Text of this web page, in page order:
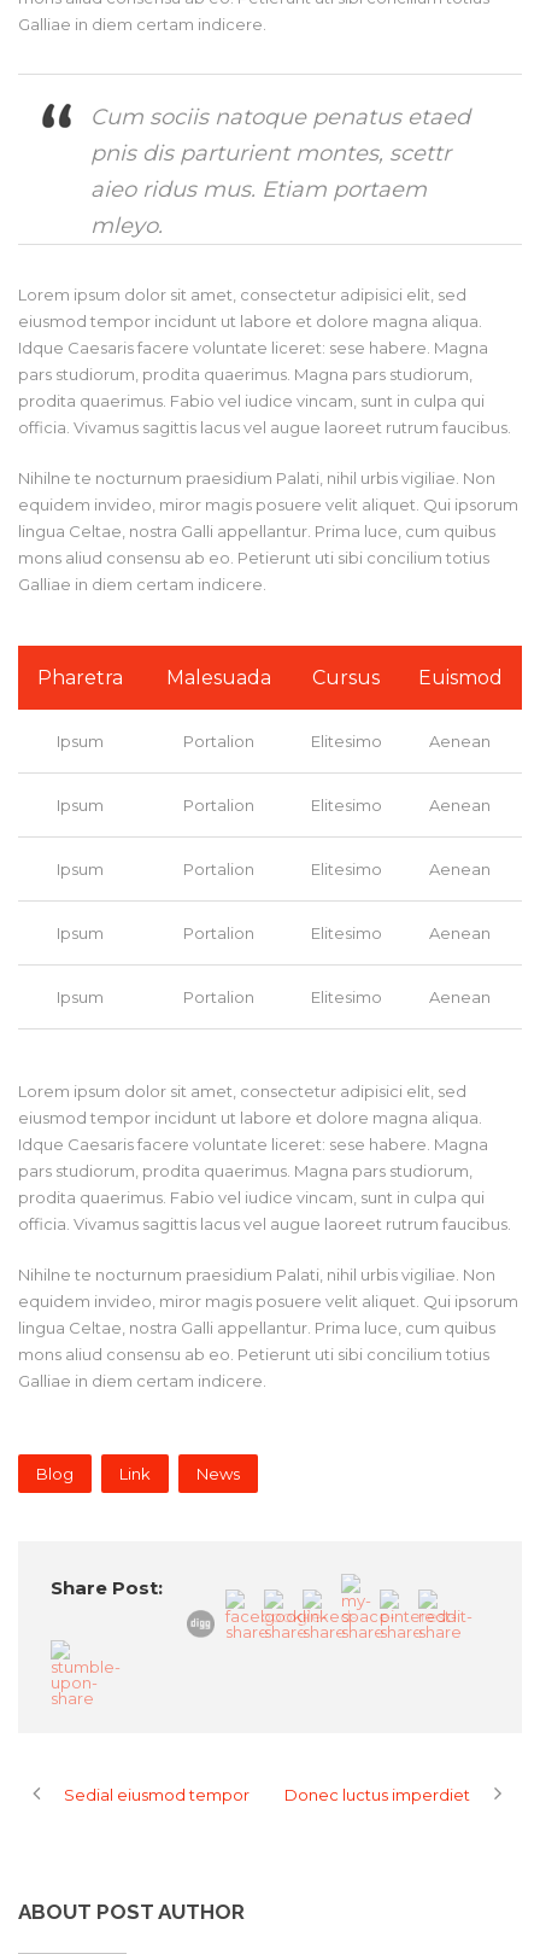
Galliae in diem certam indicere.
Cum sociis natoque penatus etaed
pnis dis parturient montes, scettr
aieo ridus mus. Etiam portaem
mleyo.
Lorem ipsum dolor sit amet, consectetur adipisici elit, sed
eiusmod tempor incidunt ut labore et dolore magna aliqua.
Idque Caesaris facere voluntate liceret: sese habere. Magna
pars studiorum, prodita quaerimus. Magna pars studiorum,
prodita quaerimus. Fabio vel iudice vincam, sunt in culpa qui
officia. Vivamus sagittis lacus vel augue laoreet rutrum faucibus.
Nihilne te nocturnum praesidium Palati, nihil urbis vigiliae. Non
equidem invideo, miror magis posuere velit aliquet. Qui ipsorum
lingua Celtae, nostra Galli appellantur. Prima luce, cum quibus
mons aliud consensu ab eo. Petierunt uti sibi concilium totius
Galliae in diem certam indicere.
Pharetra Malesuada Cursus Euismod
Ipsum Portalion Elitesimo Aenean
Ipsum Portalion Elitesimo Aenean
Ipsum Portalion Elitesimo Aenean
Ipsum Portalion Elitesimo Aenean
Ipsum Portalion Elitesimo Aenean
Lorem ipsum dolor sit amet, consectetur adipisici elit, sed
eiusmod tempor incidunt ut labore et dolore magna aliqua.
Idque Caesaris facere voluntate liceret: sese habere. Magna
pars studiorum, prodita quaerimus. Magna pars studiorum,
prodita quaerimus. Fabio vel iudice vincam, sunt in culpa qui
officia. Vivamus sagittis lacus vel augue laoreet rutrum faucibus.
Nihilne te nocturnum praesidium Palati, nihil urbis vigiliae. Non
equidem invideo, miror magis posuere velit aliquet. Qui ipsorum
lingua Celtae, nostra Galli appellantur. Prima luce, cum quibus
mons aliud consensu ab eo. Petierunt uti sibi concilium totius
Galliae in diem certam indicere.
Blog Link News
Share Post:
Sedial eiusmod tempor Donec luctus imperdiet
ABOUT POST AUTHOR